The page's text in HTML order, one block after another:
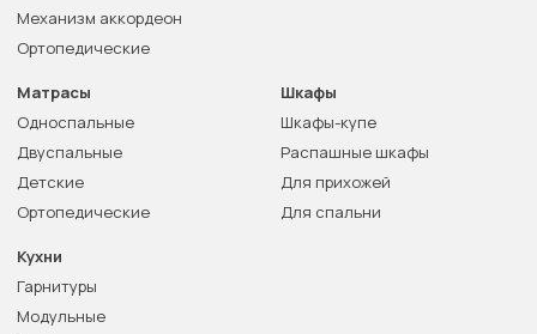
Механизм аккордеон
Ортопедические
Матрасы
Односпальные
Двуспальные
Детские
Ортопедические
Шкафы
Шкафы-купе
Распашные шкафы
Для прихожей
Для спальни
Кухни
Гарнитуры
Модульные